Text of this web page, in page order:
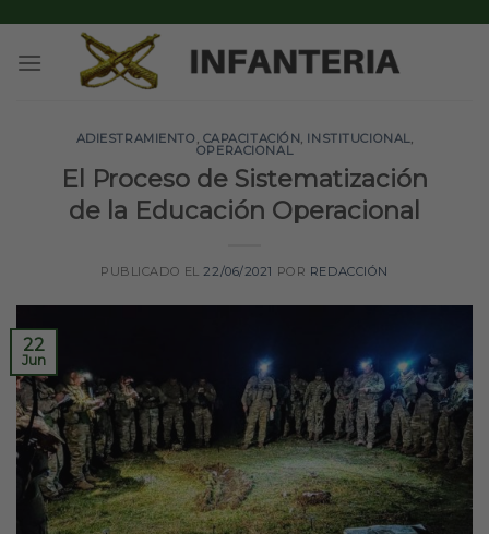
content
ADIESTRAMIENTO , CAPACITACIÓN, INSTITUCIONAL,
OPERACIONAL
El Proceso de Sistematización
de la Educación Operacional
PUBLICADO EL 22/06/2021 POR REDACCIÓN
22
Jun